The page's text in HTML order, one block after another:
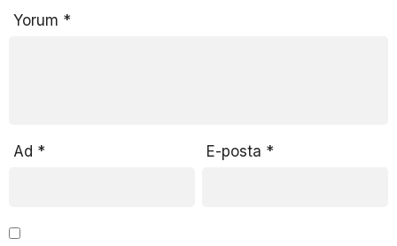
Yorum *
Ad * E-posta *